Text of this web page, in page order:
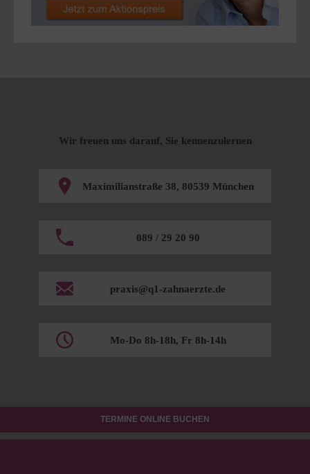
Wir freuen uns darauf, Sie kennenzulernen
Maximilianstraße 38, 80539 München
089 / 29 20 90
praxis@q1-zahnaerzte.de
Mo-Do 8h-18h, Fr 8h-14h
TERMINE ONLINE BUCHEN